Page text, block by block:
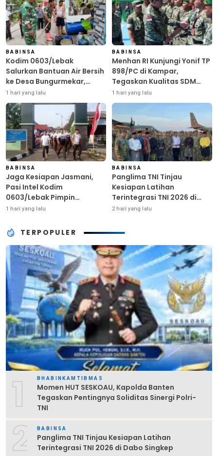
BABINSA
Kodim 0603/Lebak
Salurkan Bantuan Air Bersih
ke Desa Bungurmekar,
Ringankan Beban Warga
Terdampak Kemarau
1 hari yang lalu
BABINSA
Menhan RI Kunjungi Yonif TP
898/PC di Kampar,
Tegaskan Kualitas SDM
Kunci Kekuatan TNI
1 hari yang lalu
BABINSA
Jaga Kesiapan Jasmani,
Pasi Intel Kodim
0603/Lebak Pimpin
Pembinaan Fisik Rutin
1 hari yang lalu
BABINSA
Panglima TNI Tinjau
Kesiapan Latihan
Terintegrasi TNI 2026 di
Dabo Singkep
2 hari yang lalu
TERPOPULER
1 BHABINKAMTIBMAS
Momen HUT SESKOAU, Kapolda Banten
Tegaskan Pentingnya Soliditas Sinergi Polri-
TNI
2 BABINSA
Panglima TNI Tinjau Kesiapan Latihan
Terintegrasi TNI 2026 di Dabo Singkep